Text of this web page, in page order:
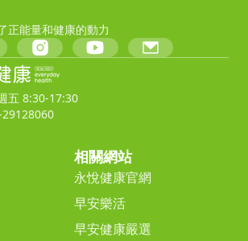
正能量和健康的動力
五 8:30-17:30
相關網站
永悅健康官網
早安樂活
早安健康嚴選